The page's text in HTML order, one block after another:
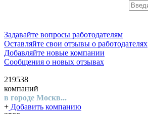
Задавайте вопросы работодателям
Оставляйте свои отзывы о работодателях
Добавляйте новые компании
Сообщения о новых отзывах
219538
компаний
в городе Москв...
+ Добавить компанию